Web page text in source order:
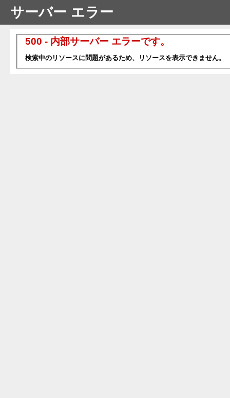
サーバー エラー
500 - 内部サーバー エラーです。
検索中のリソースに問題があるため、リソースを表示できません。